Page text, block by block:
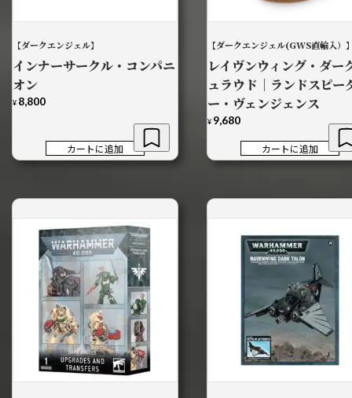
【ダークエンジェル】
インナーサークル・コンパニ
オン
¥ 8,800
カートに追加
【ダークエンジェル(GWS直輸入）
レイヴンウィング・ダー
ュラウド｜ランドスピー
ー・ヴェンジェンス
¥ 9,680
カートに追加